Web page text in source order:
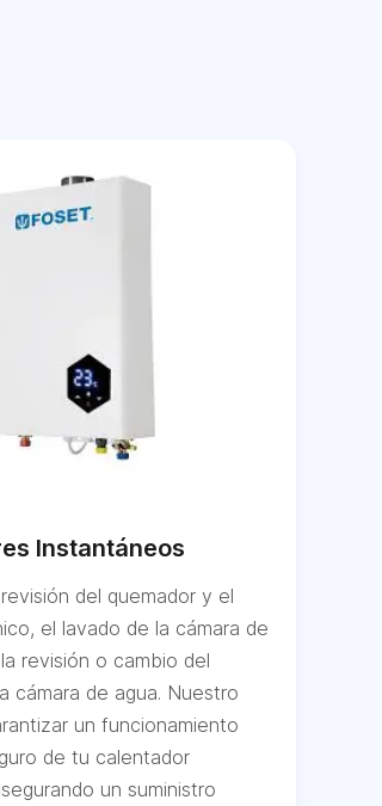
Instantáneos
del quemador y el
el lavado de la cámara de
revisión o cambio del
cámara de agua. Nuestro
un funcionamiento
de tu calentador
un suministro